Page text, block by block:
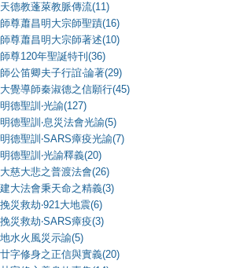
天德教蓬萊教脈傳流(11)
師尊蕭昌明大宗師聖蹟(16)
師尊蕭昌明大宗師著述(10)
師尊120年聖誕特刊(36)
師公笛卿夫子行誼‧論著(29)
大覺導師秦淑德之信願行(45)
明德聖訓‧光諭(127)
明德聖訓‧息災法會光諭(5)
明德聖訓‧SARS瘴疫光諭(7)
明德聖訓‧光諭釋義(20)
大慈大悲之普渡法會(26)
建大法會秉天命之精義(3)
挽災救劫‧921大地震(6)
挽災救劫‧SARS瘴疫(3)
地水火風災示諭(5)
廿字修身之正信與實義(20)